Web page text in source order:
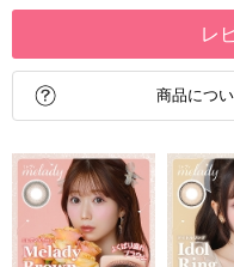
レ
商品につ